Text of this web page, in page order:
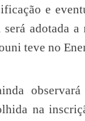
e
será adotada
teve no
na